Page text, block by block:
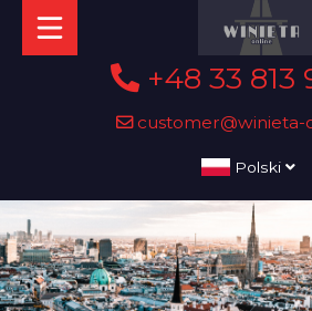
+48 33 813
customer@winieta-
Polski